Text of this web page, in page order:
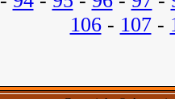
106- 107-